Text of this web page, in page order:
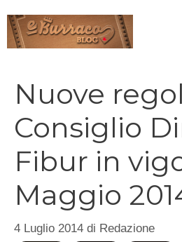
contenuto
Nuove
Consiglio
Fibur in
Maggio
4 Luglio 2014 di Redazione